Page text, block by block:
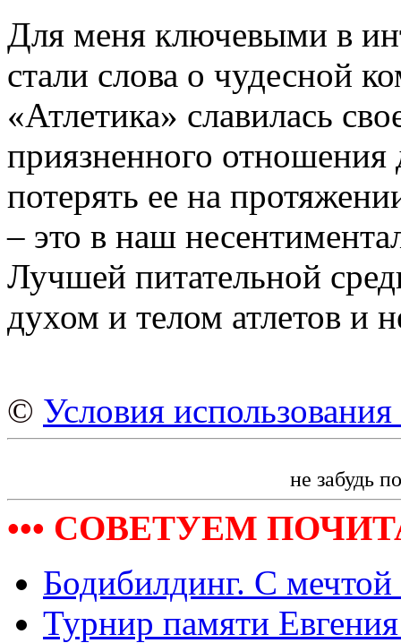
Для меня ключевыми в
стали слова о чудесной
«Атлетика» славилась
приязненного отношения
потерять ее на
– это в наш
Лучшей питательной
духом и телом атлетов и
© Условия
не забудь
••• СОВЕТУЕМ
Бодибилдинг. С
Турнир памяти